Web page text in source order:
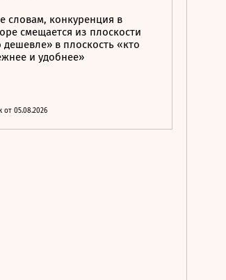
словам, конкуренция в
смещается из плоскости
дешевле» в плоскость «кто
и удобнее»
от 05.08.2026